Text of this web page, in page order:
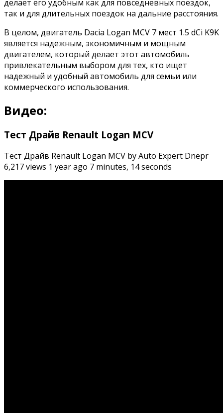
делает его удобным как для повседневных поездок,
так и для длительных поездок на дальние расстояния.
В целом, двигатель Dacia Logan MCV 7 мест 1.5 dCi K9K
является надежным, экономичным и мощным
двигателем, который делает этот автомобиль
привлекательным выбором для тех, кто ищет
надежный и удобный автомобиль для семьи или
коммерческого использования.
Видео:
Тест Драйв Renault Logan MCV
Тест Драйв Renault Logan MCV by Auto Expert Dnepr
6,217 views 1 year ago 7 minutes, 14 seconds